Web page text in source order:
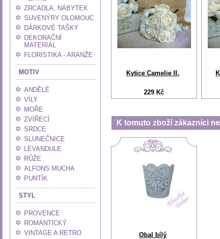
ZRCADLA, NÁBYTEK
SUVENÝRY OLOMOUC
DÁRKOVÉ TAŠKY
DEKORAČNÍ
MATERIÁL
FLORISTIKA - ARANŽE
MOTIV
ANDĚLÉ
VÍLY
MOŘE
ZVÍŘECÍ
SRDCE
SLUNEČNICE
LEVANDULE
RŮŽE
ALFONS MUCHA
PUNTÍK
STYL
PROVENCE
ROMANTICKÝ
VINTAGE A RETRO
Kytice Camelie II.
229 Kč
K tomuto zboží zákazníci
Obal bílý